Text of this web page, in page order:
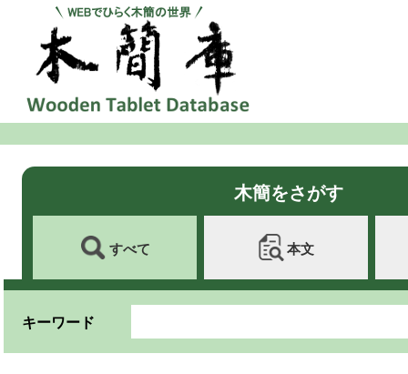
木簡をさがす
すべて 本文
キーワード